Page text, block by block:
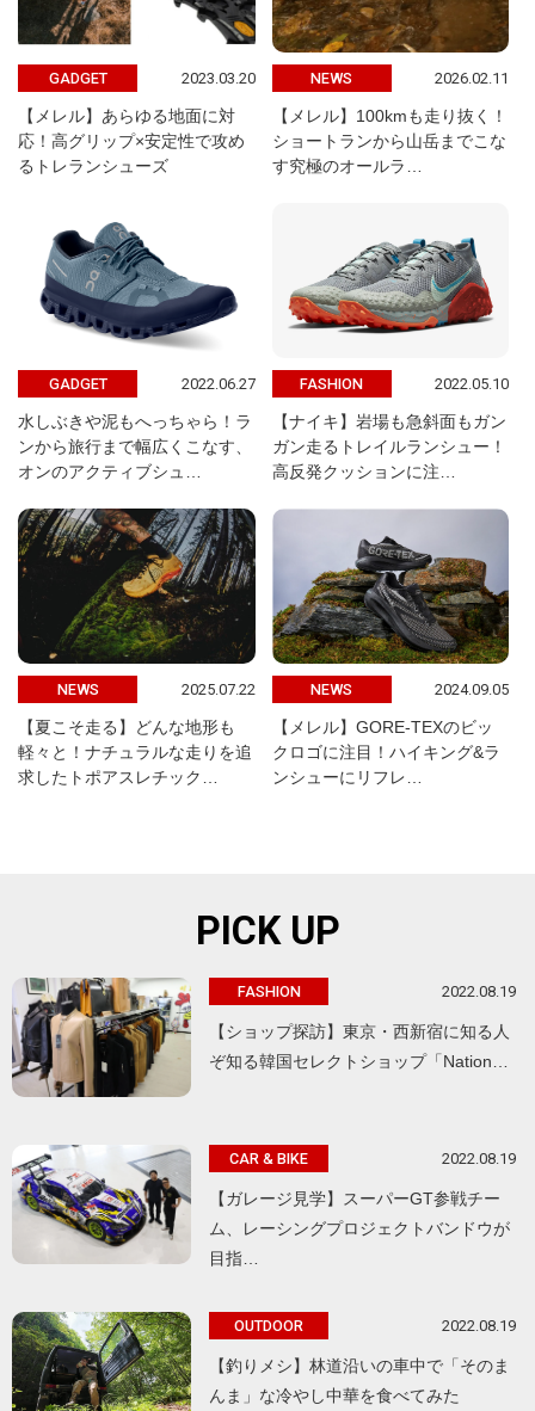
GADGET 2023.03.20
【メレル】あらゆる地面に対
応！高グリップ×安定性で攻め
るトレランシューズ
NEWS 2026.02.11
【メレル】100kmも走り抜く！
ショートランから山岳までこな
す究極のオールラ…
GADGET 2022.06.27
水しぶきや泥もへっちゃら！ラ
ンから旅行まで幅広くこなす、
オンのアクティブシュ…
FASHION 2022.05.10
【ナイキ】岩場も急斜面もガン
ガン走るトレイルランシュー！
高反発クッションに注…
NEWS 2025.07.22
【夏こそ走る】どんな地形も
軽々と！ナチュラルな走りを追
求したトポアスレチック…
NEWS 2024.09.05
【メレル】GORE-TEXのビッ
クロゴに注目！ハイキング&ラ
ンシューにリフレ…
PICK UP
FASHION 2022.08.19
【ショップ探訪】東京・西新宿に知る人
ぞ知る韓国セレクトショップ「Nation…
CAR & BIKE 2022.08.19
【ガレージ見学】スーパーGT参戦チー
ム、レーシングプロジェクトバンドウが
目指…
OUTDOOR 2022.08.19
【釣りメシ】林道沿いの車中で「そのま
んま」な冷やし中華を食べてみた